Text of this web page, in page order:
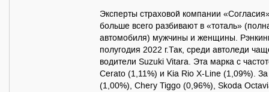
Эксперты страховой компании
больше всего разбивают в «тоталь»
автомобиля) мужчины и женщины.
полугодия 2022 г.Так, среди автоледи
водители Suzuki Vitara. Эта марка с
Cerato (1,11%) и Kia Rio X-Line (1,09%).
(1,00%), Chery Tiggo (0,96%), Skoda